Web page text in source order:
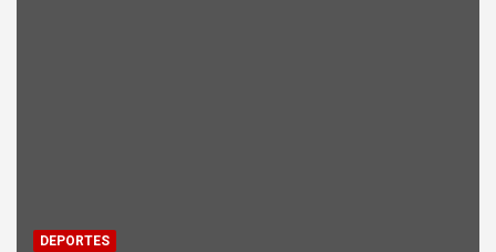
DEPORTES